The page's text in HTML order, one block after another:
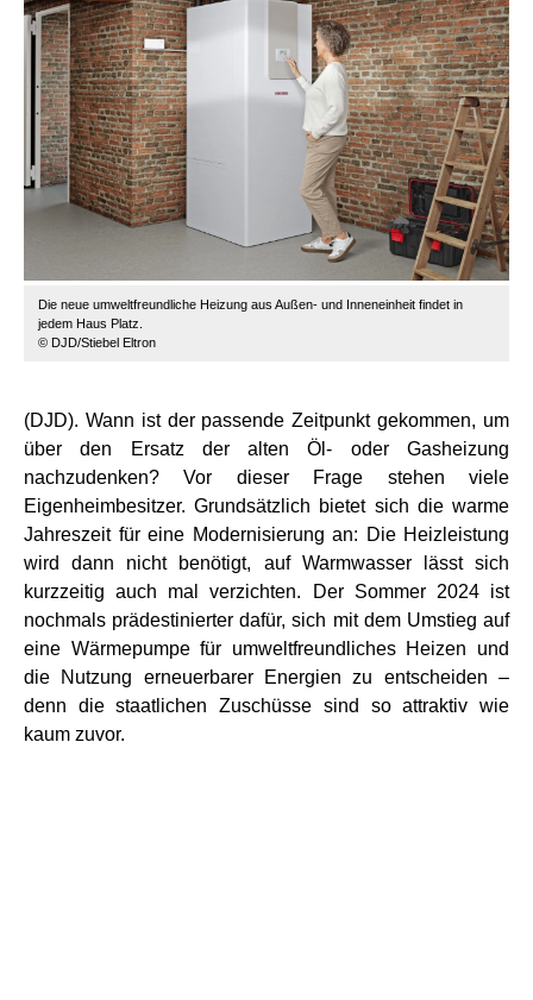
Die neue umweltfreundliche Heizung aus Außen- und Inneneinheit findet in
jedem Haus Platz.
© DJD/Stiebel Eltron
(DJD). Wann ist der passende Zeitpunkt gekommen, um
über den Ersatz der alten Öl- oder Gasheizung
nachzudenken? Vor dieser Frage stehen viele
Eigenheimbesitzer. Grundsätzlich bietet sich die warme
Jahreszeit für eine Modernisierung an: Die Heizleistung
wird dann nicht benötigt, auf Warmwasser lässt sich
kurzzeitig auch mal verzichten. Der Sommer 2024 ist
nochmals prädestinierter dafür, sich mit dem Umstieg auf
eine Wärmepumpe für umweltfreundliches Heizen und
die Nutzung erneuerbarer Energien zu entscheiden –
denn die staatlichen Zuschüsse sind so attraktiv wie
kaum zuvor.